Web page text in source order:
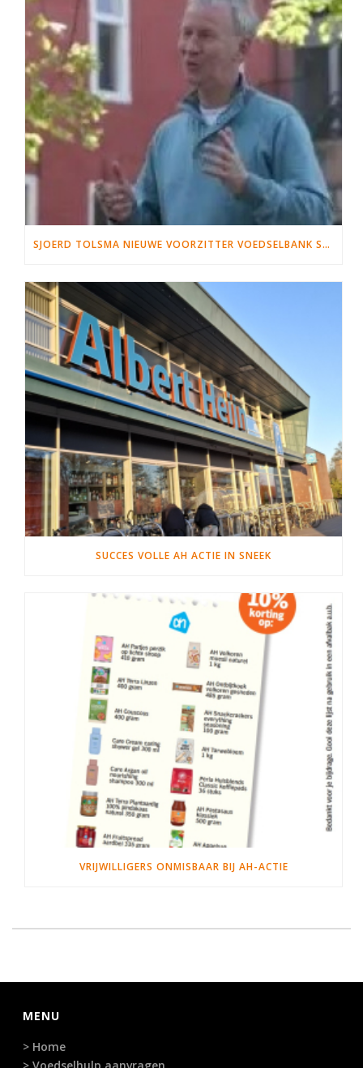
SJOERD TOLSMA NIEUWE VOORZITTER VOEDSELBANK SNEEK WYMBRITSERADIEL
SUCCES VOLLE AH ACTIE IN SNEEK
VRIJWILLIGERS ONMISBAAR BIJ AH-ACTIE
MENU
> Home